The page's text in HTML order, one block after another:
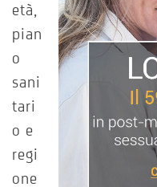
età,
pian
o
sani
tari
o e
regi
one